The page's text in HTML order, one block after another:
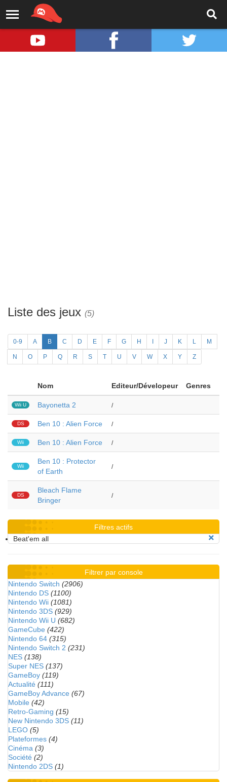
Liste des jeux (5)
0-9 A B C D E F G H J K L M
N O P Q R S T U V W X Y Z
Nom Editeur/Dévelopeur Genres
Wii U Bayonetta 2 /
DS Ben 10 : Alien Force /
Wii Ben 10 : Alien Force /
Wii
Ben 10 : Protector
of Earth
/
DS
Bleach Flame
Bringer
/
Filtres actifs
Beat'em all
Filtrer par console
Nintendo Switch (2906)
Nintendo DS (1100)
Nintendo Wii (1081)
Nintendo 3DS (929)
Nintendo Wii U (682)
GameCube (422)
Nintendo 64 (315)
Nintendo Switch 2 (231)
NES (138)
Super NES (137)
GameBoy (119)
Actualité (111)
GameBoy Advance (67)
Mobile (42)
Retro-Gaming (15)
New Nintendo 3DS (11)
LEGO (5)
Plateformes (4)
Cinéma (3)
Société (2)
Nintendo 2DS (1)